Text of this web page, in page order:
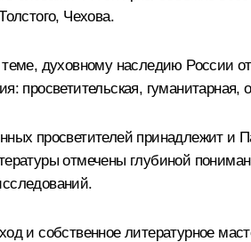
Чехова.
духовному наследию России
просветительская,
просветителей принадлежит и
отмечены глубиной
и собственное литературное